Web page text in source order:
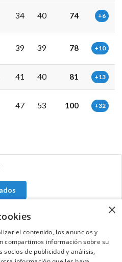
34 40 74 +6
39 39 78 +10
41 40 81 +13
47 53 100 +32
de NextCaddy
×
el contenido, los anuncios y
compartimos información sobre su
de publicidad y análisis,